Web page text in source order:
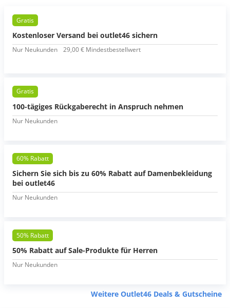
Gratis
Kostenloser Versand bei outlet46 sichern
Nur Neukunden 29,00 € Mindestbestellwert
Gratis
100-tägiges Rückgaberecht in Anspruch nehmen
Nur Neukunden
60% Rabatt
Sichern Sie sich bis zu 60% Rabatt auf Damenbekleidung
bei outlet46
Nur Neukunden
50% Rabatt
50% Rabatt auf Sale-Produkte für Herren
Nur Neukunden
Weitere Outlet46 Deals & Gutscheine